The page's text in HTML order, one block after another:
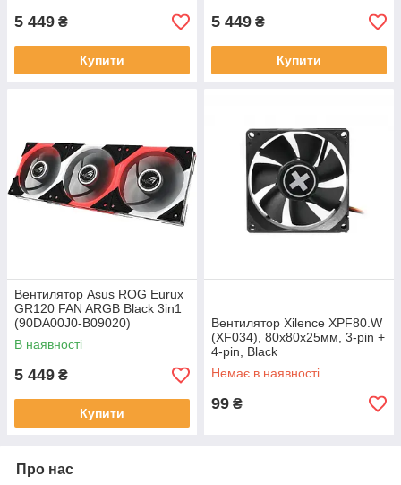
5 449 ₴
Купити
5 449 ₴
Купити
Вентилятор Asus ROG Eurux
GR120 FAN ARGB Black 3in1
(90DA00J0-B09020)
В наявності
5 449 ₴
Купити
Вентилятор Xilence XPF80.W
(XF034), 80х80х25мм, 3-pin +
4-pin, Black
Немає в наявності
99 ₴
Про нас